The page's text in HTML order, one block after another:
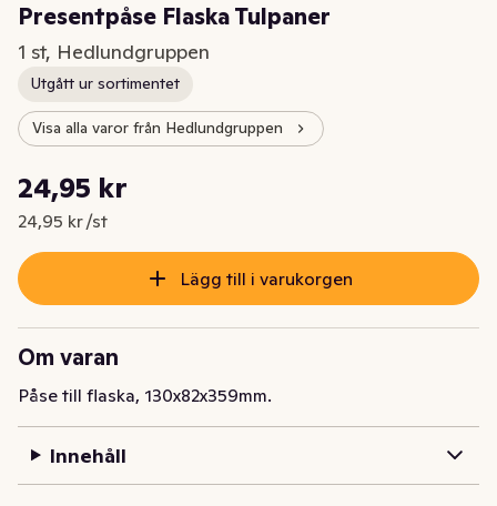
Presentpåse Flaska Tulpaner
1 st, Hedlundgruppen
Utgått ur sortimentet
Visa alla varor från Hedlundgruppen
Nuvarande pris är: 24,95 kr
24,95 kr
24,95 kr /st
Styckpris: 24,95 kr /st
Lägg till i varukorgen
Om varan
Påse till flaska, 130x82x359mm.
Innehåll